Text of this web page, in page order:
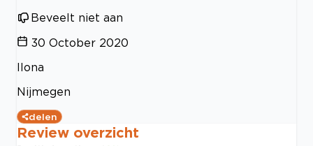
Beveelt niet aan
30 October 2020
Ilona
Nijmegen
delen
Review overzicht